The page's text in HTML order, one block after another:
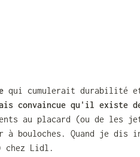
qui cumulerait durabilité
convaincue qu'il existe
au placard (ou de les
à bouloches. Quand je dis
chez Lidl.